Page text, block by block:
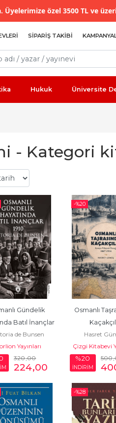
Üyelerimize özel 3500 TL ve
SIPARIŞ TAKIBI
Hukuk Üniversite
- Kategori
Gündelik
Batıl İnançlar
- 1910
de Bunsen
Yayınları
320,00
224,00
-%20
Osmanlı
Hasret
Çizgi Kitabevi
%20
İNDİRİM
500
-%28